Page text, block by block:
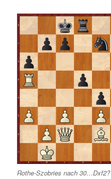
Rothe-Szobries nach 30…Dxf2?